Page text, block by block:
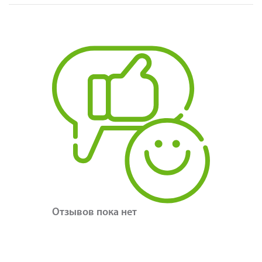
Отзывов пока нет